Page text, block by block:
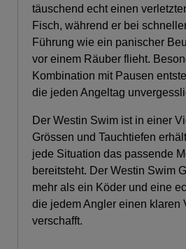
täuschend echt einen
Fisch, während er bei
Führung wie ein panischer
vor einem Räuber flieht.
Kombination mit Pausen
die jeden Angeltag
Der Westin Swim ist in einer
Grössen und Tauchtiefen
jede Situation das passende
bereitsteht. Der Westin Swim
mehr als ein Köder und eine
die jedem Angler einen klaren
verschafft.